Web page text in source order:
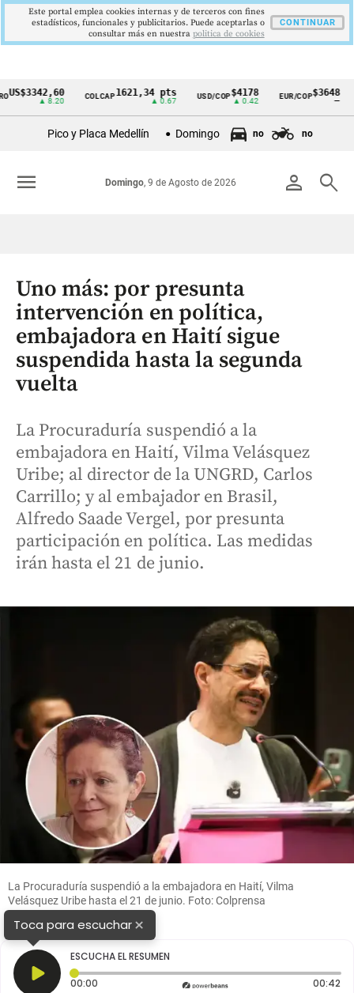
Cintillo
Colombia
▲ 8.20
COLCAP1621,34 pts
▲ 0.67
USD/COP$4178
▲ 0.42
EUR/COP$3648
Pico y Placa Medellín Domingo no no
person search
Domingo, 9 de Agosto de 2026
menu
Uno más: por presunta
intervención en política,
embajadora en Haití sigue
suspendida hasta la segunda
vuelta
La Procuraduría suspendió a la
embajadora en Haití, Vilma Velásquez
Uribe; al director de la UNGRD, Carlos
Carrillo; y al embajador en Brasil,
Alfredo Saade Vergel, por presunta
participación en política. Las medidas
irán hasta el 21 de junio.
La Procuraduría suspendió a la embajadora en Haití, Vilma
Velásquez Uribe hasta el 21 de junio. Foto: Colprensa
Toca para escuchar×
ESCUCHA EL RESUMEN
00:00 Tiempo transcurrido: 0 segundos 00:42
Este portal emplea cookies internas y de terceros con fines
estadísticos, funcionales y publicitarios. Puede aceptarlas o
consultar más en nuestra politica de cookies
CONTINUAR